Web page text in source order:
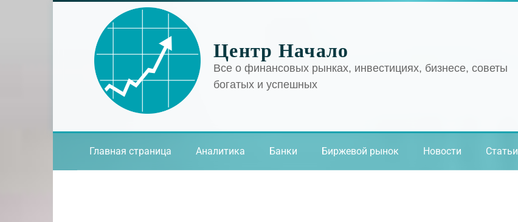
Центр Начало
Все о финансовых рынках, инвестициях, бизнесе, советы
богатых и успешных
Главная страница Аналитика Банки Биржевой рынок Новости Статьи